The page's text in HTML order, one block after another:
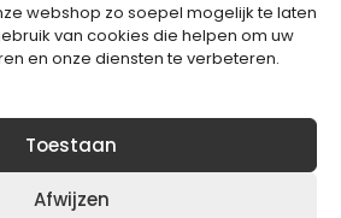
webshop zo soepel mogelijk te laten
van cookies die helpen om uw
en onze diensten te verbeteren.
Toestaan
Afwijzen
nieuws.